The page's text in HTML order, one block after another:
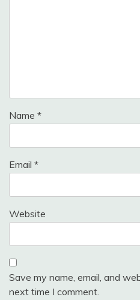
Name *
Email *
Website
Save my name, email, and
next time I comment.